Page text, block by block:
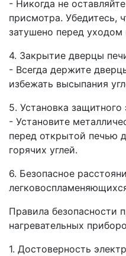
- Никогда не
присмотра. Убедитесь,
затушено перед
4. Закрытие дверцы
- Всегда держите
избежать высыпания
5. Установка защитного
- Установите
перед открытой печью
горячих углей.
6. Безопасное
Правила безопасности
нагревательных
1. Достоверность